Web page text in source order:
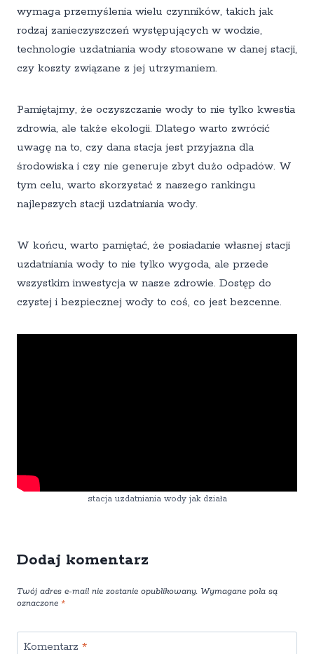
wymaga przemyślenia wielu czynników, takich jak
rodzaj zanieczyszczeń występujących w wodzie,
technologie uzdatniania wody stosowane w danej stacji,
czy koszty związane z jej utrzymaniem.
Pamiętajmy, że oczyszczanie wody to nie tylko kwestia
zdrowia, ale także ekologii. Dlatego warto zwrócić
uwagę na to, czy dana stacja jest przyjazna dla
środowiska i czy nie generuje zbyt dużo odpadów. W
tym celu, warto skorzystać z naszego rankingu
najlepszych stacji uzdatniania wody.
W końcu, warto pamiętać, że posiadanie własnej stacji
uzdatniania wody to nie tylko wygoda, ale przede
wszystkim inwestycja w nasze zdrowie. Dostęp do
czystej i bezpiecznej wody to coś, co jest bezcenne.
stacja uzdatniania wody jak działa
Dodaj komentarz
Twój adres e-mail nie zostanie opublikowany. Wymagane pola są
oznaczone *
Komentarz *